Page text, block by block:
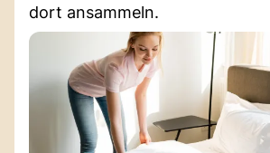
dort ansammeln.